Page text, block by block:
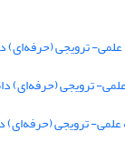
ترویجی (حرفه‌ای)
ترویجی (حرفه‌ای)
ترویجی